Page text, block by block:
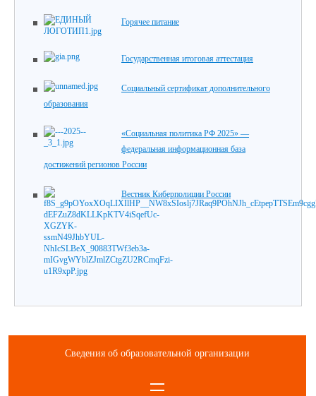
Горячее питание
Государственная итоговая аттестация
Социальный сертификат дополнительного
образования
«Социальная политика РФ 2025» —
федеральная информационная база
достижений регионов России
Вестник Киберполиции России
Сведения об образовательной организации